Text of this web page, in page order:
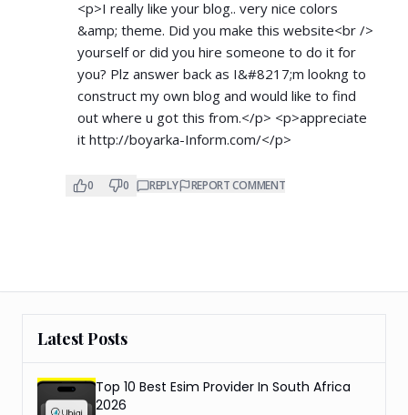
<p>I really like your blog.. very nice colors
&amp; theme. Did you make this website<br />
yourself or did you hire someone to do it for
you? Plz answer back as I&#8217;m lookng to
construct my own blog and would like to find
out where u got this from.</p> <p>appreciate
it http://boyarka-Inform.com/</p>
0 0 REPLY REPORT COMMENT
Latest Posts
Top 10 Best Esim Provider In South Africa
2026